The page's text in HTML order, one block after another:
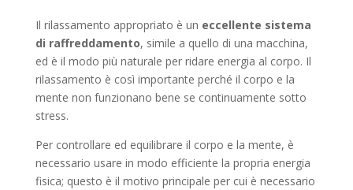
Il rilassamento appropriato è un eccellente sistema
di raffreddamento, simile a quello di una macchina,
ed è il modo più naturale per ridare energia al corpo. Il
rilassamento è così importante perché il corpo e la
mente non funzionano bene se continuamente sotto
stress.
Per controllare ed equilibrare il corpo e la mente, è
necessario usare in modo efficiente la propria energia
fisica; questo è il motivo principale per cui è necessario